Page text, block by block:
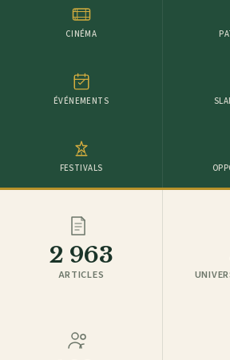
CINÉMA
ÉVÉNEMENTS
FESTIVALS
2 963
ARTICLES